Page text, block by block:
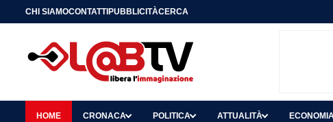
CHI SIAMOCONTATTIPUBBLICITÀCERCA
HOME CRONACA POLITICA ATTUALITÀ